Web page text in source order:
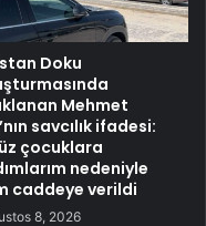
Doku
Mehmet
savcılık ifadesi:
çocuklara
nedeniyle
caddeye verildi
8, 2026